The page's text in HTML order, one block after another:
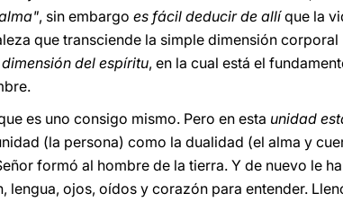
, sin embargo es fácil deducir de allíque la
que transciende la simple dimensión
del espíritu, en la cual está el
es uno consigo mismo. Pero en esta unidad
(la persona) como la dualidad (el alma y
formó al hombre de la tierra. Y de nuevo le
ojos, oídos y corazón para entender.